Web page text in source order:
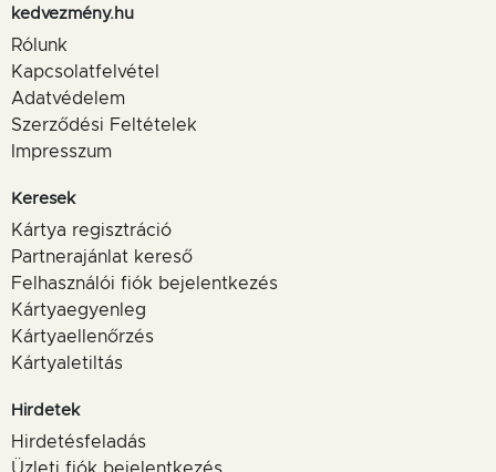
kedvezmény.hu
Rólunk
Kapcsolatfelvétel
Adatvédelem
Szerződési Feltételek
Impresszum
Keresek
Kártya regisztráció
Partnerajánlat kereső
Felhasználói fiók bejelentkezés
Kártyaegyenleg
Kártyaellenőrzés
Kártyaletiltás
Hirdetek
Hirdetésfeladás
Üzleti fiók bejelentkezés